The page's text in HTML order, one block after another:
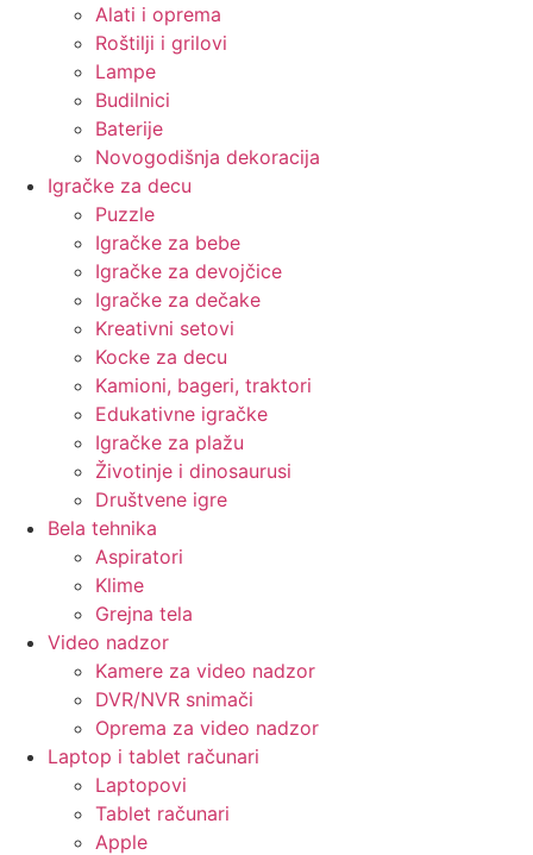
Alati i oprema
Roštilji i grilovi
Lampe
Budilnici
Baterije
Novogodišnja dekoracija
Igračke za decu
Puzzle
Igračke za bebe
Igračke za devojčice
Igračke za dečake
Kreativni setovi
Kocke za decu
Kamioni, bageri, traktori
Edukativne igračke
Igračke za plažu
Životinje i dinosaurusi
Društvene igre
Bela tehnika
Aspiratori
Klime
Grejna tela
Video nadzor
Kamere za video nadzor
DVR/NVR snimači
Oprema za video nadzor
Laptop i tablet računari
Laptopovi
Tablet računari
Apple